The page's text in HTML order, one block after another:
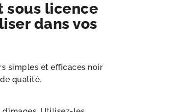
sous licence
dans vos
simples et efficaces noir
qualité.